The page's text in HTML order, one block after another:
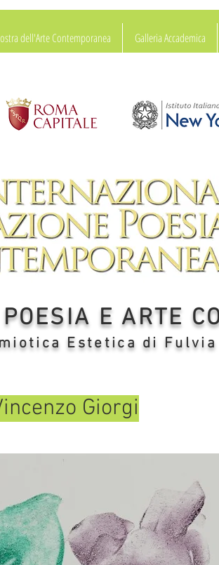
E ARTE
Estetica di
dell'Arte Contemporanea Galleria Accademica
Giorgi